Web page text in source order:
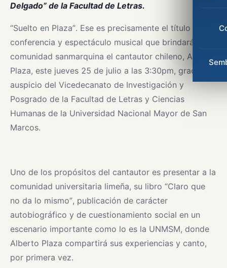
Delgado” de la Facultad de Letras.
“Suelto en Plaza”. Ese es precisamente el título de la
conferencia y espectáculo musical que brindará a la
comunidad sanmarquina el cantautor chileno, Alberto
Plaza, este jueves 25 de julio a las 3:30pm, gracias al
auspicio del Vicedecanato de Investigación y
Posgrado de la Facultad de Letras y Ciencias
Humanas de la Universidad Nacional Mayor de San
Marcos.
Uno de los propósitos del cantautor es presentar a la
comunidad universitaria limeña, su libro “Claro que
no da lo mismo”, publicación de carácter
autobiográfico y de cuestionamiento social en un
escenario importante como lo es la UNMSM, donde
Alberto Plaza compartirá sus experiencias y canto,
por primera vez.